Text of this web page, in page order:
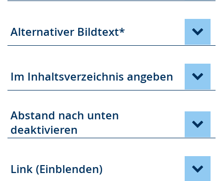
Alternativer Bildtext*
Im Inhaltsverzeichnis angeben
Abstand nach unten
deaktivieren
Link (Einblenden)